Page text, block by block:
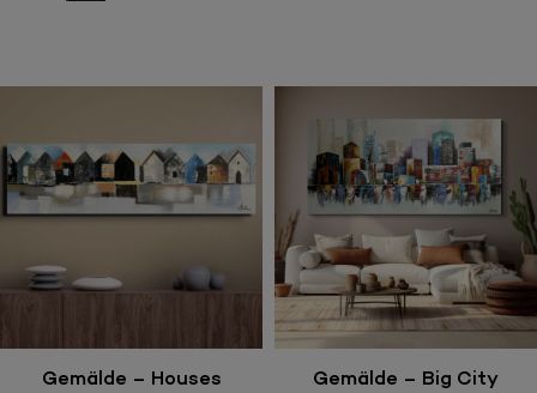
In den Warenkorb
Gemälde – Houses In den Warenkorb
Gemälde – Big City